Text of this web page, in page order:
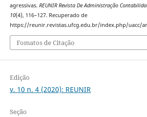
agressivas. REUNIR Revista De Administração
10(4), 116–127. Recuperado de
https://reunir.revistas.ufcg.edu.br/index.php/uacc/
Fomatos de Citação
Edição
v. 10 n. 4 (2020): REUNIR
Seção